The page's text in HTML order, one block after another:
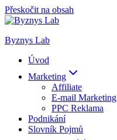
Přeskočit na obsah
Byznys Lab
Úvod
Marketing
Affiliate
E-mail Marketing
PPC Reklama
Podnikání
Slovník Pojmů